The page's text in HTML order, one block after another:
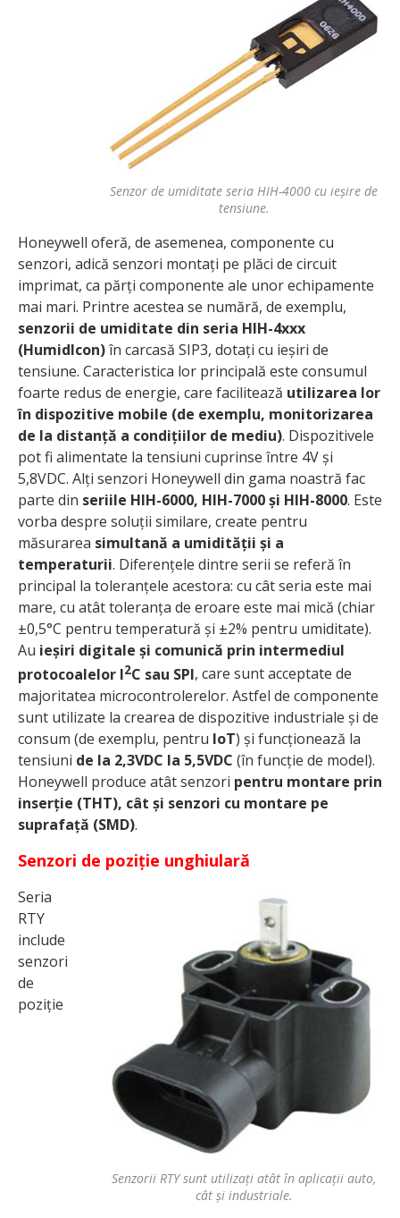
Senzor de umiditate seria HIH-4000 cu ieșire de
tensiune.
Honeywell oferă, de asemenea, componente cu
senzori, adică senzori montați pe plăci de circuit
imprimat, ca părți componente ale unor echipamente
mai mari. Printre acestea se numără, de exemplu,
senzorii de umiditate din seria HIH-4xxx
(HumidIcon)în carcasă SIP3, dotați cu ieșiri de
tensiune. Caracteristica lor principală este consumul
foarte redus de energie, care facilitează utilizarea lor
în dispozitive mobile (de exemplu, monitorizarea
de la distanță a condițiilor de mediu). Dispozitivele
pot fi alimentate la tensiuni cuprinse între 4V și
5,8VDC. Alți senzori Honeywell din gama noastră fac
parte din seriile HIH-6000, HIH-7000 și HIH-8000. Este
vorba despre soluții similare, create pentru
măsurarea simultană a umidității și a
temperaturii. Diferențele dintre serii se referă în
principal la toleranțele acestora: cu cât seria este mai
mare, cu atât toleranța de eroare este mai mică (chiar
±0,5°C pentru temperatură și ±2% pentru umiditate).
Au ieșiri digitale și comunică prin intermediul
protocoalelor I2C sau SPI, care sunt acceptate de
majoritatea microcontrolerelor. Astfel de componente
sunt utilizate la crearea de dispozitive industriale și de
consum (de exemplu, pentru IoT) și funcționează la
tensiuni de la 2,3VDC la 5,5VDC (în funcție de model).
Honeywell produce atât senzori pentru montare prin
inserție (THT), cât și senzori cu montare pe
suprafață (SMD).
Senzori de poziție unghiulară
Senzorii RTY sunt utilizați atât în aplicații auto,
cât și industriale.
Seria
RTY
include
senzori
de
poziție